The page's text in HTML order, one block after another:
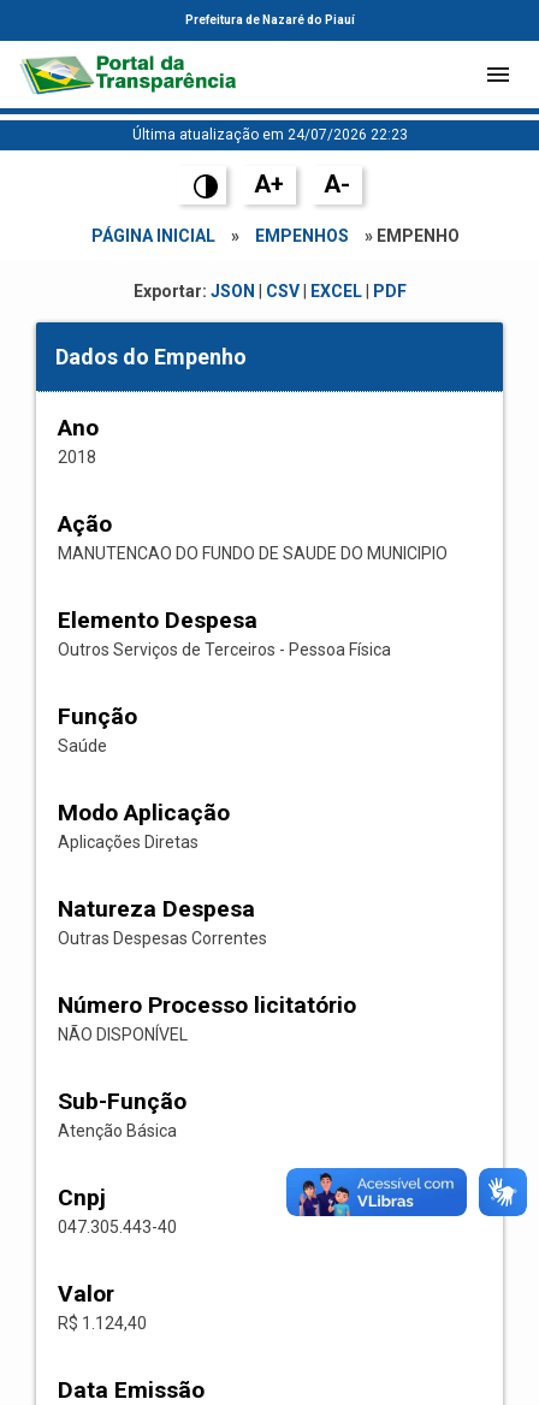
Prefeitura de Nazaré do Piauí
Última atualização em 24/07/2026 22:23
A+ A-
PÁGINA INICIAL » EMPENHOS » EMPENHO
Exportar: JSON CSV| EXCEL| PDF
Dados do Empenho
Ano
2018
Ação
MANUTENCAO DO FUNDO DE SAUDE DO MUNICIPIO
Elemento Despesa
Outros Serviços de Terceiros - Pessoa Física
Função
Saúde
Modo Aplicação
Aplicações Diretas
Natureza Despesa
Outras Despesas Correntes
Número Processo licitatório
NÃO DISPONÍVEL
Sub-Função
Atenção Básica
Cnpj
047.305.443-40
Valor
R$ 1.124,40
Data Emissão